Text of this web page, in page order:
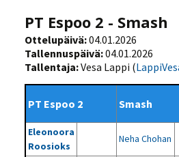
PT Espoo 2 - Smash
Ottelupäivä:04.01.2026
Tallennuspäivä:04.01.2026
Tallentaja:Vesa Lappi (
PT Espoo 2 Smash
Eleonoora
Roosioks
Neha Chohan